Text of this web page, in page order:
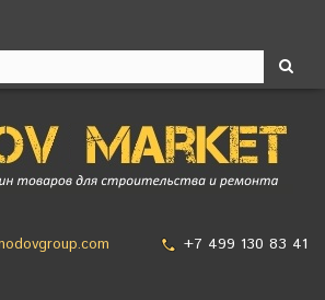
+7 499 130 83 41